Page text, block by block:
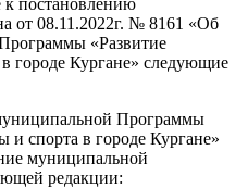
от 08.11.2022г. № 8161 «Об
«Развитие
городе Кургане» следующие
Программы
и спорта в городе Кургане»
муниципальной
редакции: